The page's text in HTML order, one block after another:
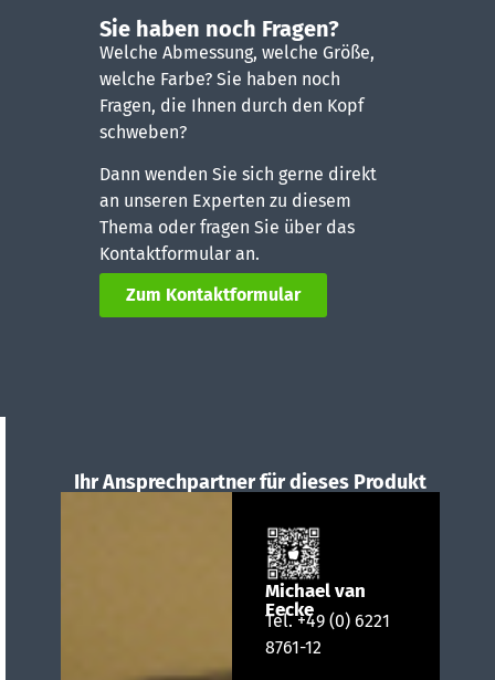
Sie haben noch Fragen?
Welche Abmessung, welche Größe,
welche Farbe? Sie haben noch
Fragen, die Ihnen durch den Kopf
schweben?
Dann wenden Sie sich gerne direkt
an unseren Experten zu diesem
Thema oder fragen Sie über das
Kontaktformular an.
Zum Kontaktformular
Ihr Ansprechpartner für dieses Produkt
Michael van
Eecke
Tel.+49 (0) 6221
8761-12